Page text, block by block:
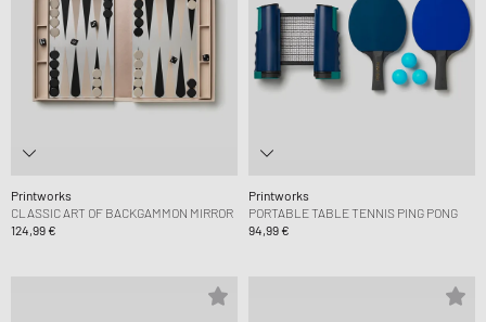
Printworks
CLASSIC ART OF BACKGAMMON MIRROR
124,99 €
Printworks
PORTABLE TABLE TENNIS PING PONG
94,99 €